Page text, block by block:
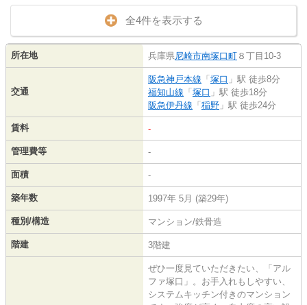
全4件を表示する
所在地 兵庫県 尼崎市南塚口町 ８丁目10-3
交通
阪急神戸本線 「 塚口 」駅 徒歩8分
福知山線 「 塚口 」駅 徒歩18分
阪急伊丹線 「 稲野 」駅 徒歩24分
賃料 -
管理費等 -
面積 -
築年数 1997年 5月 (築29年)
種別/構造 マンション/鉄骨造
階建 3階建
ぜひ一度見ていただきたい、「アル
ファ塚口」。お手入れもしやすい、
システムキッチン付きのマンション